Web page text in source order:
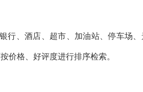
、酒店、超市、加油站、停车场、
价格、好评度进行排序检索。